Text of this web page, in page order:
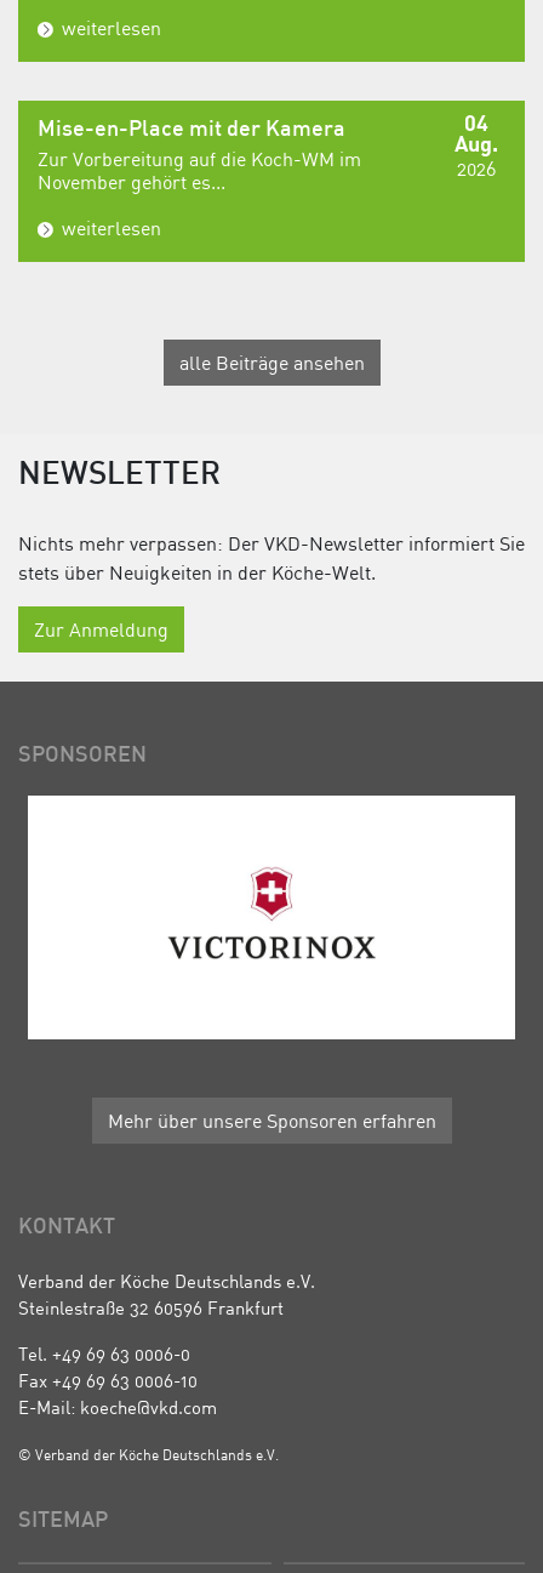
weiterlesen
04
Aug.
2026
Mise-en-Place mit der Kamera
Zur Vorbereitung auf die Koch-WM im
November gehört es...
weiterlesen
alle Beiträge ansehen
NEWSLETTER
Nichts mehr verpassen: Der VKD-Newsletter informiert Sie
stets über Neuigkeiten in der Köche-Welt.
Zur Anmeldung
SPONSOREN
Mehr über unsere Sponsoren erfahren
KONTAKT
Verband der Köche Deutschlands e.V.
Steinlestraße 32 60596 Frankfurt
Tel. +49 69 63 0006-0
Fax +49 69 63 0006-10
E-Mail: koeche@vkd.com
© Verband der Köche Deutschlands e.V.
SITEMAP